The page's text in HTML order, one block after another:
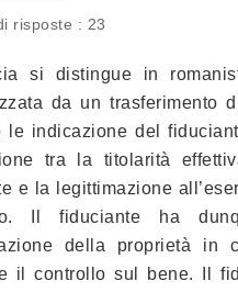
risposte : 23
si distingue in
da un trasferimento
le indicazione del
tra la titolarità
e la legittimazione
Il fiduciante ha
della proprietà in
il controllo sul bene. Il